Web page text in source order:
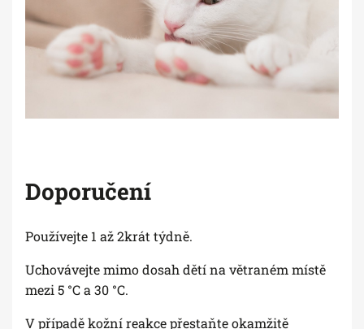
Doporučení
Používejte 1 až 2krát týdně.
Uchovávejte mimo dosah dětí na větraném místě
mezi 5 °C a 30 °C.
V případě kožní reakce přestaňte okamžitě